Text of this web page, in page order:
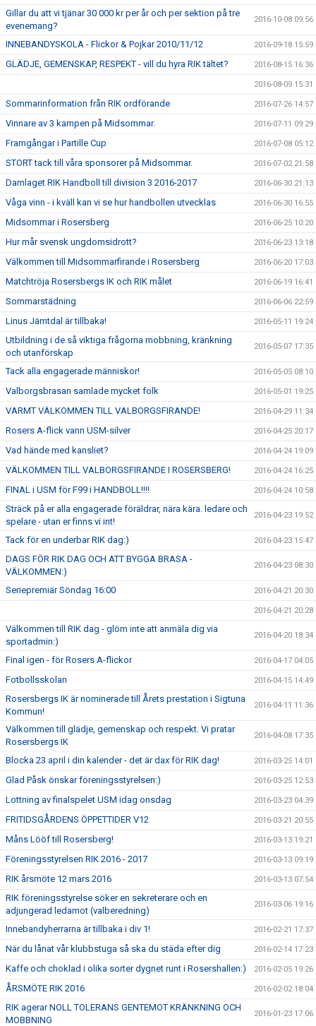
Gillar du att vi tjänar 30 000 kr per år och per sektion på tre
evenemang?
2016-10-08 09:56
INNEBANDYSKOLA - Flickor & Pojkar 2010/11/12 2016-09-18 15:59
GLÄDJE, GEMENSKAP, RESPEKT - vill du hyra RIK tältet? 2016-08-15 16:36
2016-08-09 15:31
Sommarinformation från RIK ordförande 2016-07-26 14:57
Vinnare av 3 kampen på Midsommar. 2016-07-11 09:29
Framgångar i Partille Cup 2016-07-08 05:12
STORT tack till våra sponsorer på Midsommar. 2016-07-02 21:58
Damlaget RIK Handboll till division 3 2016-2017 2016-06-30 21:13
Våga vinn - i kväll kan vi se hur handbollen utvecklas 2016-06-30 16:55
Midsommar i Rosersberg 2016-06-25 10:20
Hur mår svensk ungdomsidrott? 2016-06-23 13:18
Välkommen till Midsommarfirande i Rosersberg 2016-06-20 17:03
Matchtröja Rosersbergs IK och RIK målet 2016-06-19 16:41
Sommarstädning 2016-06-06 22:59
Linus Jämtdal är tillbaka! 2016-05-11 19:24
Utbildning i de så viktiga frågorna mobbning, kränkning
och utanförskap
2016-05-07 17:35
Tack alla engagerade människor! 2016-05-05 08:10
Valborgsbrasan samlade mycket folk 2016-05-01 19:25
VARMT VÄLKOMMEN TILL VALBORGSFIRANDE! 2016-04-29 11:34
Rosers A-flick vann USM-silver 2016-04-25 20:17
Vad hände med kansliet? 2016-04-24 19:09
VÄLKOMMEN TILL VALBORGSFIRANDE I ROSERSBERG! 2016-04-24 16:25
FINAL i USM för F99 i HANDBOLL!!!! 2016-04-24 10:58
Sträck på er alla engagerade föräldrar, nära kära. ledare och
spelare - utan er finns vi int!
2016-04-23 19:52
Tack för en underbar RIK dag:) 2016-04-23 15:47
DAGS FÖR RIK DAG OCH ATT BYGGA BRASA -
VÄLKOMMEN:)
2016-04-23 08:30
Seriepremiär Söndag 16:00 2016-04-21 20:30
2016-04-21 20:28
Välkommen till RIK dag - glöm inte att anmäla dig via
sportadmin:)
2016-04-20 18:34
Final igen - för Rosers A-flickor 2016-04-17 04:05
Fotbollsskolan 2016-04-15 14:49
Rosersbergs IK är nominerade till Årets prestation i Sigtuna
Kommun!
2016-04-11 11:36
Välkommen till glädje, gemenskap och respekt. Vi pratar
Rosersbergs IK
2016-04-08 17:35
Blocka 23 april i din kalender - det är dax för RIK dag! 2016-03-25 14:01
Glad Påsk önskar föreningsstyrelsen:) 2016-03-25 12:53
Lottning av finalspelet USM idag onsdag 2016-03-23 04:39
FRITIDSGÅRDENS ÖPPETTIDER V12 2016-03-21 20:55
Måns Lööf till Rosersberg! 2016-03-13 19:21
Föreningsstyrelsen RIK 2016 - 2017 2016-03-13 09:19
RIK årsmöte 12 mars 2016 2016-03-13 07:54
RIK föreningsstyrelse söker en sekreterare och en
adjungerad ledamot (valberedning)
2016-03-06 19:16
Innebandyherrarna är tillbaka i div 1! 2016-02-21 17:37
När du lånat vår klubbstuga så ska du städa efter dig 2016-02-14 17:23
Kaffe och choklad i olika sorter dygnet runt i Rosershallen:) 2016-02-05 19:26
ÅRSMÖTE RIK 2016 2016-02-02 18:04
RIK agerar NOLL TOLERANS GENTEMOT KRÄNKNING OCH
MOBBNING
2016-01-23 17:06